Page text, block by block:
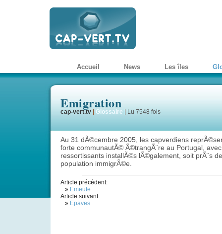
Accueil News Les îles
Emigration
cap-vert.tv Glossaire Lu 7548 fois
Au 31 dÃ©cembre 2005, les capverdiens
forte communautÃ© Ã©trangÃ¨re au Portugal,
ressortissants installÃ©s lÃ©galement, soit prÃ¨s
population immigrÃ©e.
Article précédent:
» Emeute
Article suivant:
» Epaves